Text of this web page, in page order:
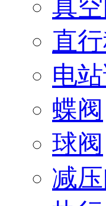
真
直
电
蝶阀
球阀
减